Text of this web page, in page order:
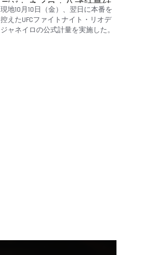
デジャネイロ：公式計量結
果
現地10月10日（金）、翌日に本番を
控えたUFCファイトナイト・リオデ
ジャネイロの公式計量を実施した。